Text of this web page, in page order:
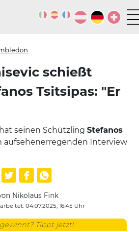
schießt
Tsitsipas: "Er
hat seinen Schützling Stefanos
aufsehenerregenden Interview
Nikolaus Fink
04.07.2025, 16:45 Uhr
Tippt jetzt!